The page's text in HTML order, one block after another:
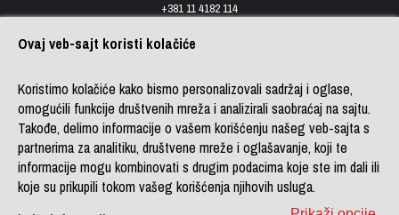
+381 11 4182 114
Copyright 2026 © ITAcademy,
LINK group Professional
Education. Powered byLINK
CMS
Ovaj veb-sajt koristi kolačiće
Koristimo kolačiće kako bismo personalizovali sadržaj i oglase,
omogućili funkcije društvenih mreža i analizirali saobraćaj na sajtu.
Takođe, delimo informacije o vašem korišćenju našeg veb-sajta s
partnerima za analitiku, društvene mreže i oglašavanje, koji te
informacije mogu kombinovati s drugim podacima koje ste im dali ili
koje su prikupili tokom vašeg korišćenja njihovih usluga.